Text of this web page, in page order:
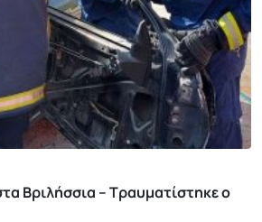
Βριλήσσια – Τραυματίστηκε ο